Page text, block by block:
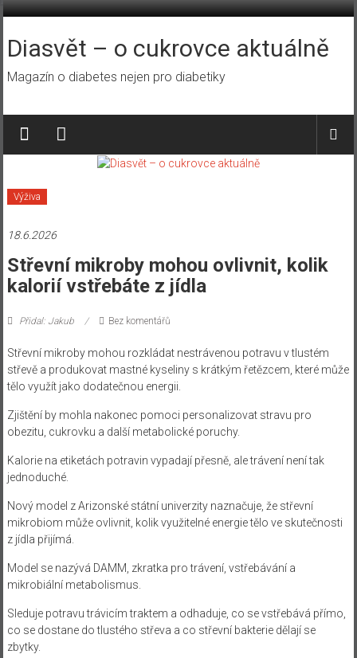
Přeskočit
obsah
Diasvět – o cukrovce aktuálně
Magazín o diabetes nejen pro diabetiky
Výživa
18.6.2026
Střevní mikroby mohou ovlivnit, kolik
kalorií vstřebáte z jídla
Přidal: Jakub Bez komentářů
Střevní mikroby mohou rozkládat nestrávenou potravu v tlustém
střevě a produkovat mastné kyseliny s krátkým řetězcem, které může
tělo využít jako dodatečnou energii.
Zjištění by mohla nakonec pomoci personalizovat stravu pro
obezitu, cukrovku a další metabolické poruchy.
Kalorie na etiketách potravin vypadají přesně, ale trávení není tak
jednoduché.
Nový model z Arizonské státní univerzity naznačuje, že střevní
mikrobiom může ovlivnit, kolik využitelné energie tělo ve skutečnosti
z jídla přijímá.
Model se nazývá DAMM, zkratka pro trávení, vstřebávání a
mikrobiální metabolismus.
Sleduje potravu trávicím traktem a odhaduje, co se vstřebává přímo,
co se dostane do tlustého střeva a co střevní bakterie dělají se
zbytky.